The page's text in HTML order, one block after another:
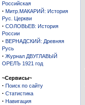
Российская
· Митр.МАКАРИЙ: История
Рус. Церкви
· СОЛОВЬЕВ: История
России
· ВЕРНАДСКИЙ: Древняя
Русь
· Журнал ДВУГЛАВЫЙ
ОРЕЛЪ 1921 год
~Сервисы~
· Поиск по сайту
· Статистика
· Навигация